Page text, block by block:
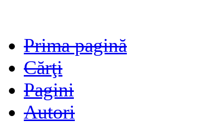
Prima pagină
Cărţi
Pagini
Autori